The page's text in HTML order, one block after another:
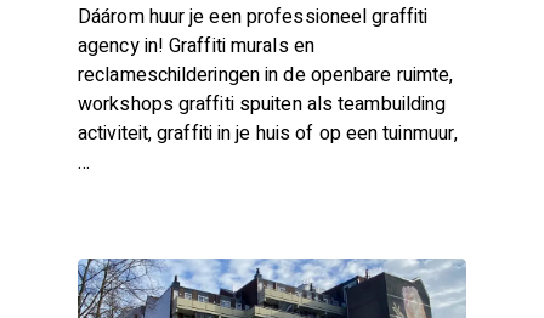
Dáárom huur je een professioneel graffiti
agency in! Graffiti murals en
reclameschilderingen in de openbare ruimte,
workshops graffiti spuiten als teambuilding
activiteit, graffiti in je huis of op een tuinmuur,
…